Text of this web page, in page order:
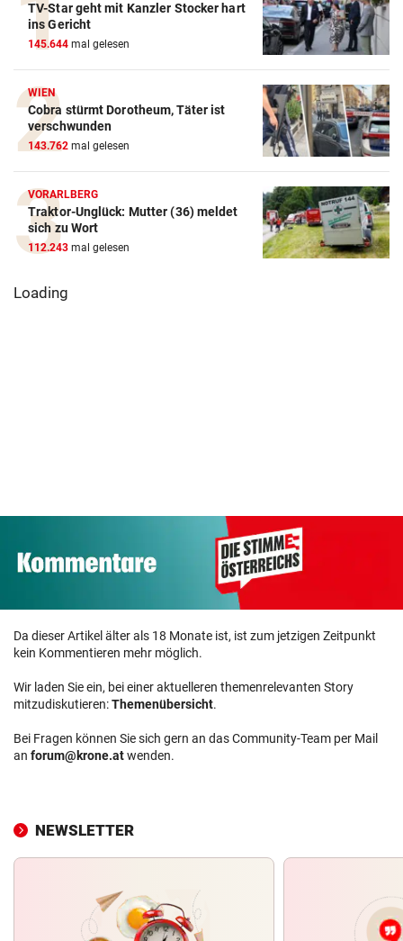
TV-Star geht mit Kanzler Stocker hart
ins Gericht
145.644 mal gelesen
WIEN
Cobra stürmt Dorotheum, Täter ist
verschwunden
143.762 mal gelesen
VORARLBERG
Traktor-Unglück: Mutter (36) meldet
sich zu Wort
112.243 mal gelesen
Loading
Da dieser Artikel älter als 18 Monate ist, ist zum jetzigen Zeitpunkt
kein Kommentieren mehr möglich.
Wir laden Sie ein, bei einer aktuelleren themenrelevanten Story
mitzudiskutieren:Themenübersicht.
Bei Fragen können Sie sich gern an das Community-Team per Mail
an forum@krone.atwenden.
NEWSLETTER